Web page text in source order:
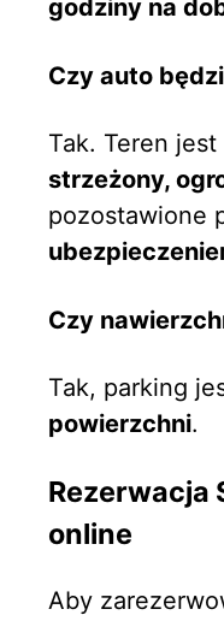
godziny na
Czy auto
Tak. Teren jest
strzeżony,
pozostawione
Czy
Tak, parking
powierzchni.
Rezerwacja
online
Aby